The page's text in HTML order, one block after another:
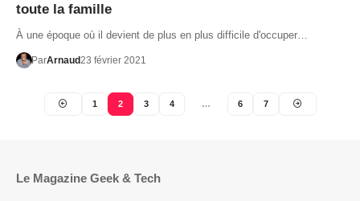
toute la famille
À une époque où il devient de plus en plus difficile d'occuper…
ParArnaud23 février 2021
1 2 3 4 … 6 7
Le Magazine Geek & Tech